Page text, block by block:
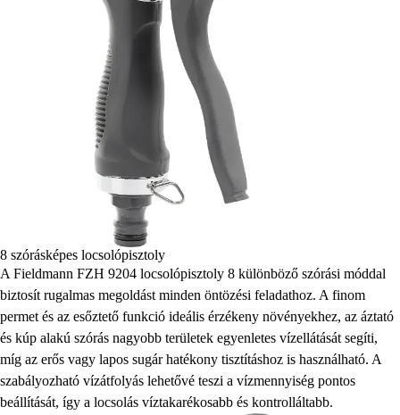
8 szórásképes locsolópisztoly
A Fieldmann FZH 9204 locsolópisztoly 8 különböző szórási móddal
biztosít rugalmas megoldást minden öntözési feladathoz. A finom
permet és az esőztető funkció ideális érzékeny növényekhez, az áztató
és kúp alakú szórás nagyobb területek egyenletes vízellátását segíti,
míg az erős vagy lapos sugár hatékony tisztításhoz is használható. A
szabályozható vízátfolyás lehetővé teszi a vízmennyiség pontos
beállítását, így a locsolás víztakarékosabb és kontrolláltabb.